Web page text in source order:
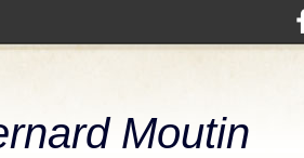
Moutin